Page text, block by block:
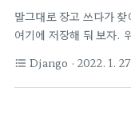
말그대로 장고 쓰다가
여기에 저장해 둬 보자.
가장 쉬운 솔루션으로
https://stackify.dev/
Displaying a
format_list_bulleted Django · 2022. 1. 27.